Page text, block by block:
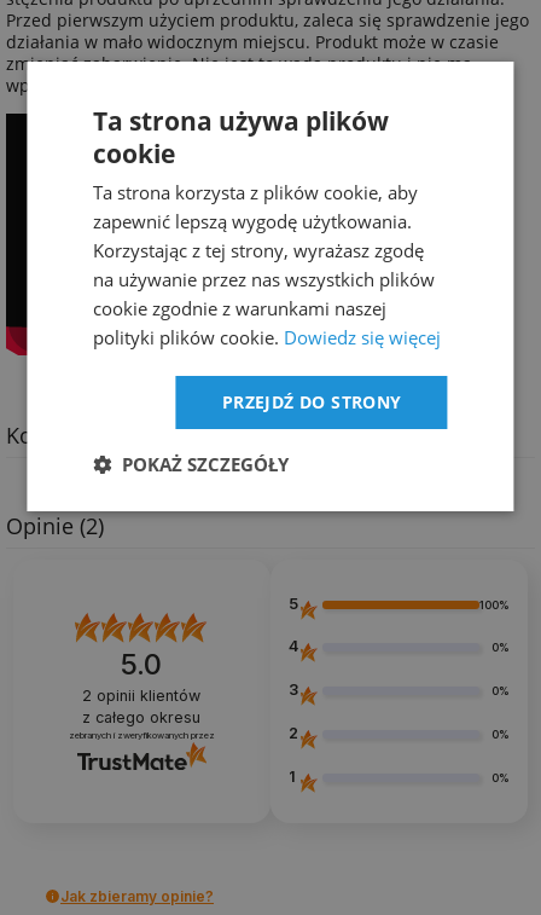
Przed pierwszym użyciem produktu, zaleca się sprawdzenie jego
działania w mało widocznym miejscu. Produkt może w czasie
zmieniać zabarwienie. Nie jest to wadą produktu i nie ma
wpływu na jego jakość oraz własności myjące.
Koszty dostawy
Opinie (2)
5.0
2 opinii klientów
z całego okresu
zebranych i zweryfikowanych przez
5 100%
4 0%
3 0%
2 0%
1 0%
Jak zbieramy opinie?
Ta strona używa plików
cookie
Ta strona korzysta z plików cookie, aby
zapewnić lepszą wygodę użytkowania.
Korzystając z tej strony, wyrażasz zgodę
na używanie przez nas wszystkich plików
cookie zgodnie z warunkami naszej
polityki plików cookie. Dowiedz się więcej
PRZEJDŹ DO STRONY
POKAŻ SZCZEGÓŁY